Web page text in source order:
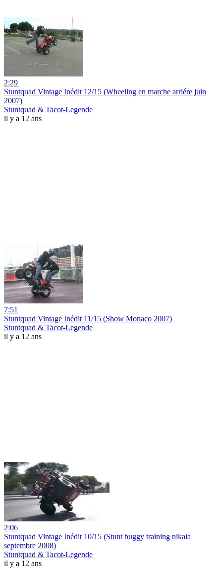
2:29
Stuntquad Vintage Inédit 12/15 (Wheeling en marche arriére juin
2007)
Stuntquad & Tacot-Legende
il y a 12 ans
7:51
Stuntquad Vintage Inédit 11/15 (Show Monaco 2007)
Stuntquad & Tacot-Legende
il y a 12 ans
2:06
Stuntquad Vintage Inédit 10/15 (Stunt buggy training nikaia
septembre 2008)
Stuntquad & Tacot-Legende
il y a 12 ans